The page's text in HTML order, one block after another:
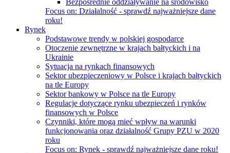
Bezpośrednie oddziaływanie na środowisko
Focus on: Działalność - sprawdź najważniejsze dane
roku!
Rynek
Podstawowe trendy w polskiej gospodarce
Otoczenie zewnętrzne w krajach bałtyckich i na
Ukrainie
Sytuacja na rynkach finansowych
Sektor ubezpieczeniowy w Polsce i krajach bałtyckich
na tle Europy
Sektor bankowy w Polsce na tle Europy
Regulacje dotyczące rynku ubezpieczeń i rynków
finansowych w Polsce
Czynniki, które mogą mieć wpływ na warunki
funkcjonowania oraz działalność Grupy PZU w 2020
roku
Focus on: Rynek - sprawdź najważniejsze dane roku!